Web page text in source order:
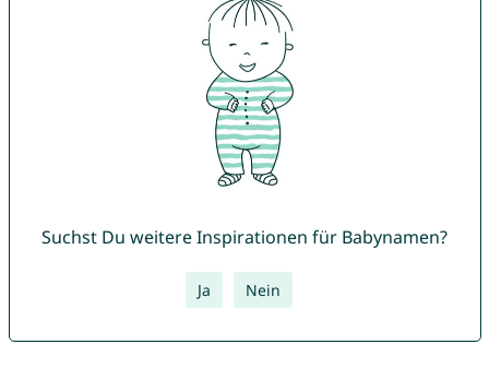
Suchst Du weitere Inspirationen für Babynamen?
Ja Nein